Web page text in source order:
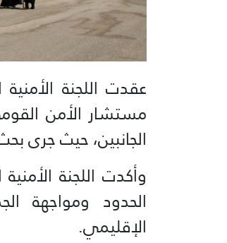
عقدت اللجنة
مستشار الأمن
الجانبين، حيث جرى
وأكدت اللجنة
الحدود ومواجهة
الإقليمي.